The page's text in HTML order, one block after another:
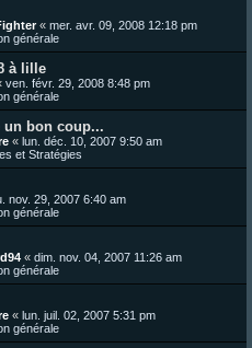
« mer. avr. 09, 2008 12:18 pm
générale
à lille
ven. févr. 29, 2008 8:48 pm
générale
un bon coup...
« lun. déc. 10, 2007 9:50 am
et Stratégies
nov. 29, 2007 6:40 am
générale
« dim. nov. 04, 2007 11:26 am
générale
« lun. juil. 02, 2007 5:31 pm
générale